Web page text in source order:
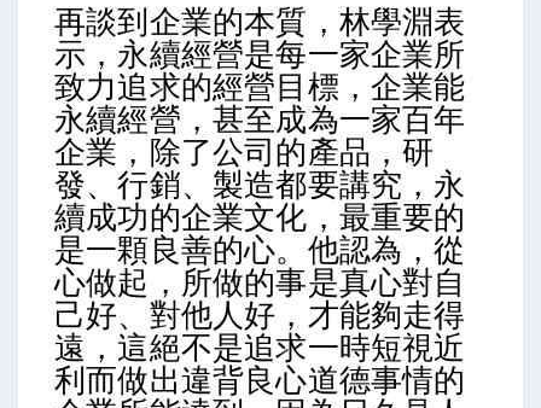
再談到企業的本質，林學淵表
示，永續經營是每一家企業所
致力追求的經營目標，企業能
永續經營，甚至成為一家百年
企業，除了公司的產品，研
發、行銷、製造都要講究，永
續成功的企業文化，最重要的
是一顆良善的心。他認為，從
心做起，所做的事是真心對自
己好、對他人好，才能夠走得
遠，這絕不是追求一時短視近
利而做出違背良心道德事情的